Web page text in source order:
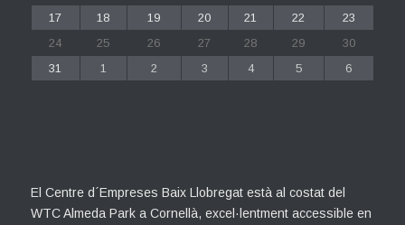
17
18 19 20 21 22
23
24
25 26 27 28 29
30
31
1 2 3 4 5 6
El Centre d´Empreses Baix Llobregat està al costat del
WTC Almeda Park a Cornellà, excel·lentment accessible en